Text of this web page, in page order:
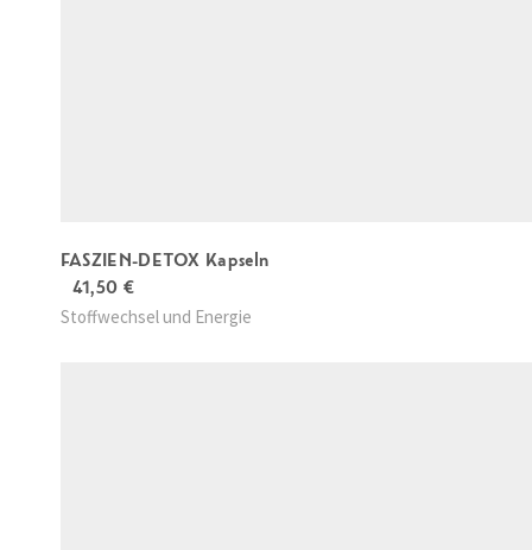
FASZIEN-DETOX Kapseln
41,50 €
Stoffwechsel und Energie